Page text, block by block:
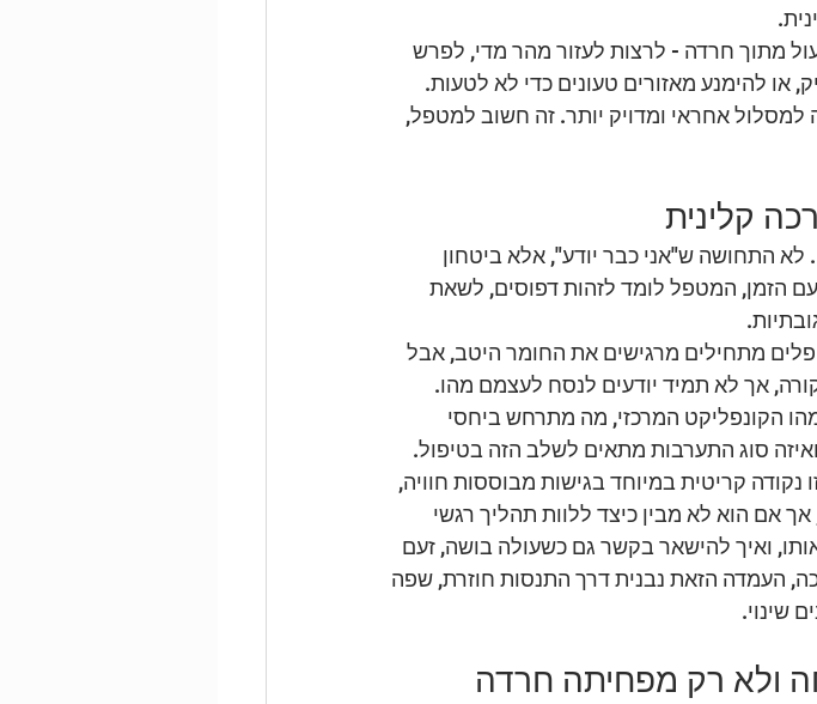
מתוך חרדה - לרצות לעזור מהר מדי, לפרש
או להימנע מאזורים טעונים כדי לא לטעות.
אחראי ומדויק יותר. זה חשוב למטפל,
קלינית
לא התחושה ש"אני כבר יודע", אלא ביטחון
הזמן, המטפל לומד לזהות דפוסים, לשאת
מתחילים מרגישים את החומר היטב, אבל
אך לא תמיד יודעים לנסח לעצמם מהו.
הקונפליקט המרכזי, מה מתרחש ביחסי
סוג התערבות מתאים לשלב הזה בטיפול.
קריטית במיוחד בגישות מבוססות חוויה,
אם הוא לא מבין כיצד ללוות תהליך רגשי
ואיך להישאר בקשר גם כשעולה בושה, זעם
העמדה הזאת נבנית דרך התנסות חוזרת, שפה
שינוי.
ולא רק מפחיתה חרדה